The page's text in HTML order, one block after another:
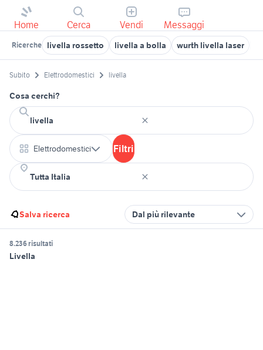
Home Cerca Vendi Messaggi
Ricerche livella rossetto livella a bolla wurth livella laser
Subito Elettrodomestici livella
Cosa cerchi?
Elettrodomestici Filtri
Salva ricerca Dal più rilevante
8.236 risultati
Livella